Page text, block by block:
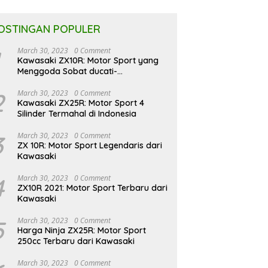
POPULER
March 30, 2023 0 Comment
Kawasaki ZX10R: Motor Sport yang
Menggoda Sobat ducati-
March 30, 2023 0 Comment
Kawasaki ZX25R: Motor Sport 4
Silinder Termahal di Indonesia
March 30, 2023 0 Comment
ZX 10R: Motor Sport Legendaris dari
Kawasaki
March 30, 2023 0 Comment
ZX10R 2021: Motor Sport Terbaru dari
Kawasaki
March 30, 2023 0 Comment
Harga Ninja ZX25R: Motor Sport
250cc Terbaru dari Kawasaki
March 30, 2023 0 Comment